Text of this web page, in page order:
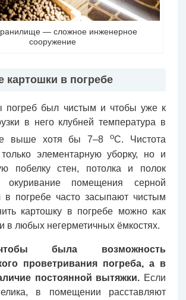
— сложное инженерное
сооружение
картошки в погребе
погреб был чистым и чтобы уже к
в него клубней температура в
выше хотя бы 7–8оС. Чистота
элементарную уборку, но и
побелку стен, потолка и полок
помещения серной
погребе часто засыпают чистым
картошку в погребе можно как
в любых негерметичных ёмкостях.
была возможность
проветривания погреба, а в
постоянной вытяжки. Если
в помещении расставляют